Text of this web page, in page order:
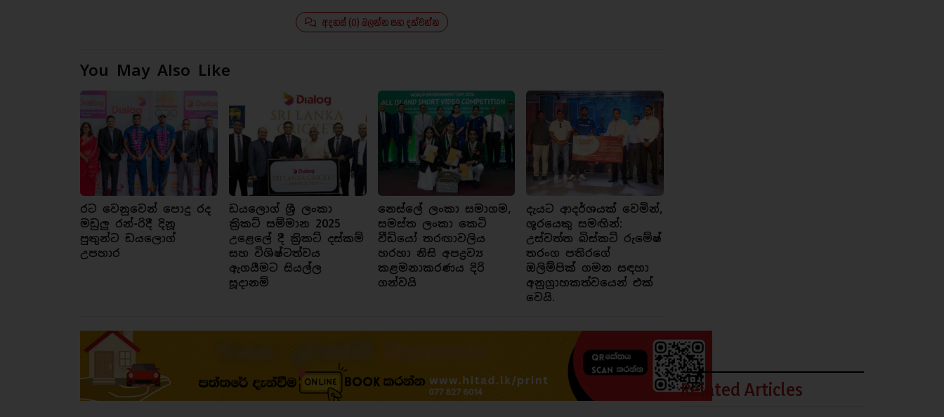
අදහස් (0) බලන්න සහ දක්වන්න
You May Also Like
රට වෙනුවෙන් පොදු රද
මඩුලු රන්-රිදී දිනූ
පුතුන්ට ඩයලොග්
උපහාර
ඩයලොග් ශ්‍රී ලංකා
ක්‍රිකට් සම්මාන 2025
උළෙලේ දී ක්‍රිකට් දස්කම්
සහ විශිෂ්ටත්වය
ඇගයීමට සියල්ල
සූදානම්
නෙස්ලේ ලංකා සමාගම,
සමස්ත ලංකා කෙටි
වීඩියෝ තරඟාවලිය
හරහා නිසි අපද්‍රව්‍ය
කළමනාකරණය දිරි
ගන්වයි
දැයට ආදර්ශයක් වෙමින්,
ශූරයෙකු සමඟින්:
උස්වත්ත බිස්කට් රුමේෂ්
තරංග පතිරගේ
ඔලිම්පික් ගමන සඳහා
අනුග්‍රාහකත්වයෙන් එක්
වෙයි.
Related Articles